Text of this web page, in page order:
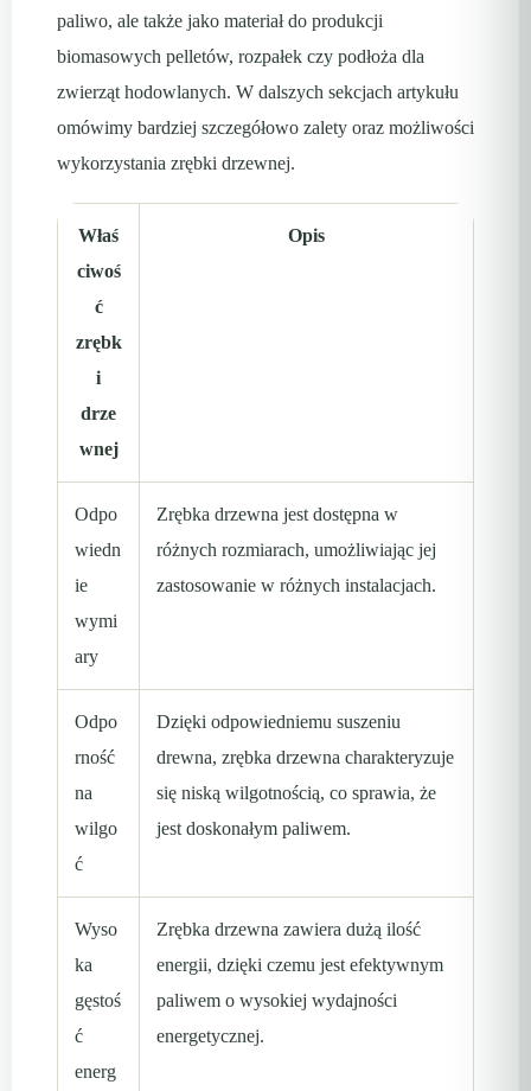
paliwo, ale także jako materiał do produkcji
biomasowych pelletów, rozpałek czy podłoża dla
zwierząt hodowlanych. W dalszych sekcjach artykułu
omówimy bardziej szczegółowo zalety oraz możliwości
wykorzystania zrębki drzewnej.
Właś
ciwoś
ć
zrębk
i
drze
wnej
Opis
Odpo
wiedn
ie
wymi
ary
Zrębka drzewna jest dostępna w
różnych rozmiarach, umożliwiając jej
zastosowanie w różnych instalacjach.
Odpo
rność
na
wilgo
ć
Dzięki odpowiedniemu suszeniu
drewna, zrębka drzewna charakteryzuje
się niską wilgotnością, co sprawia, że
jest doskonałym paliwem.
Wyso
ka
gęstoś
ć
energ
Zrębka drzewna zawiera dużą ilość
energii, dzięki czemu jest efektywnym
paliwem o wysokiej wydajności
energetycznej.